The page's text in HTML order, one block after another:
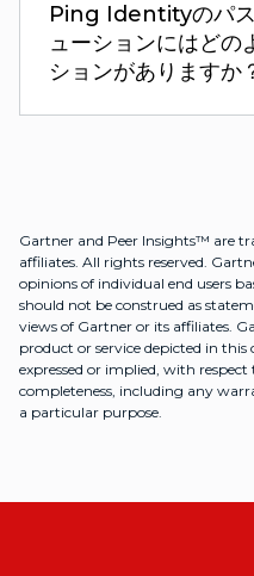
Ping Identityのパス
ューションにはどの
ションがありますか
Gartner and Peer Insights™ are
affiliates. All rights reserved.
opinions of individual end users
should not be construed as
views of Gartner or its affiliates.
product or service depicted in
expressed or implied, with
completeness, including any
a particular purpose.